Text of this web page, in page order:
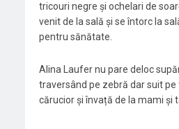
tricouri negre și ochelari de
venit de la sală și se întorc la
pentru sănătate.
Alina Laufer nu pare deloc
traversând pe zebră dar suit
cărucior și învață de la mami și